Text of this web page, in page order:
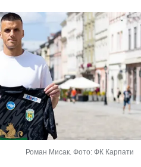
Роман Мисак. Фото: ФК Карпати